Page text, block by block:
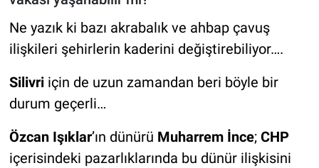
Ne yazık ki bazı akrabalık ve ahbap çavuş
ilişkileri şehirlerin kaderini değiştirebiliyor….
Silivriiçin de uzun zamandan beri böyle bir
durum geçerli…
Özcan Işıklar’ın dünürü Muharrem İnce; CHP
içerisindeki pazarlıklarında bu dünür ilişkisini